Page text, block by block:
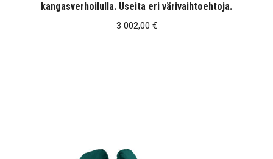
kangasverhoilulla. Useita eri värivaihtoehtoja.
3 002,00 €